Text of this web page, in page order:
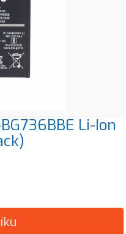
Li-Ion